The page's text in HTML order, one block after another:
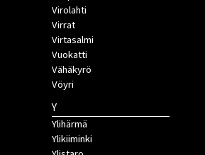
Virolahti
Virrat
Virtasalmi
Vuokatti
Vähäkyrö
Vöyri
Y
Ylihärmä
Ylikiiminki